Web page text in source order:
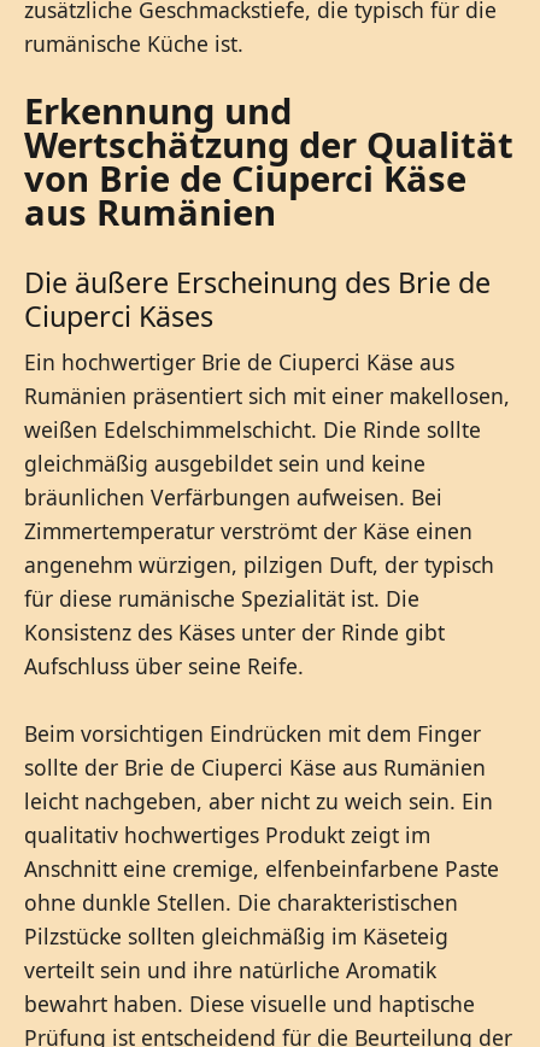
zusätzliche Geschmackstiefe, die typisch für die
rumänische Küche ist.
Erkennung und
Wertschätzung der Qualität
von Brie de Ciuperci Käse
aus Rumänien
Die äußere Erscheinung des Brie de
Ciuperci Käses
Ein hochwertiger Brie de Ciuperci Käse aus
Rumänien präsentiert sich mit einer makellosen,
weißen Edelschimmelschicht. Die Rinde sollte
gleichmäßig ausgebildet sein und keine
bräunlichen Verfärbungen aufweisen. Bei
Zimmertemperatur verströmt der Käse einen
angenehm würzigen, pilzigen Duft, der typisch
für diese rumänische Spezialität ist. Die
Konsistenz des Käses unter der Rinde gibt
Aufschluss über seine Reife.
Beim vorsichtigen Eindrücken mit dem Finger
sollte der Brie de Ciuperci Käse aus Rumänien
leicht nachgeben, aber nicht zu weich sein. Ein
qualitativ hochwertiges Produkt zeigt im
Anschnitt eine cremige, elfenbeinfarbene Paste
ohne dunkle Stellen. Die charakteristischen
Pilzstücke sollten gleichmäßig im Käseteig
verteilt sein und ihre natürliche Aromatik
bewahrt haben. Diese visuelle und haptische
Prüfung ist entscheidend für die Beurteilung der